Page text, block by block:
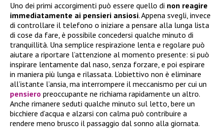
Uno dei primi accorgimenti può essere quello di non reagire
immediatamente ai pensieri ansiosi. Appena svegli, invece
di controllare il telefono o iniziare a pensare alla lunga lista
di cose da fare, è possibile concedersi qualche minuto di
tranquillità. Una semplice respirazione lenta e regolare può
aiutare a riportare l’attenzione al momento presente: si può
inspirare lentamente dal naso, senza forzare, e poi espirare
in maniera più lunga e rilassata. L’obiettivo non è eliminare
all’istante l’ansia, ma interrompere il meccanismo per cui un
pensiero preoccupante ne richiama rapidamente un altro.
Anche rimanere seduti qualche minuto sul letto, bere un
bicchiere d’acqua e alzarsi con calma può contribuire a
rendere meno brusco il passaggio dal sonno alla giornata.